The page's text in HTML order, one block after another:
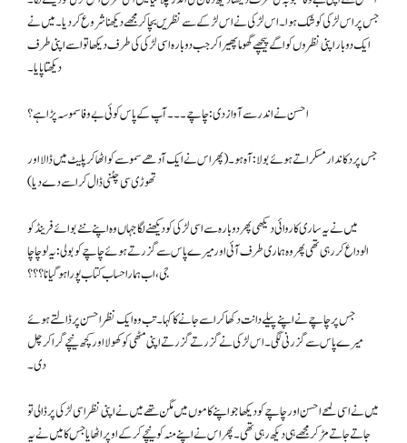
جس پر اس لڑکی کو شک ہوا۔ اس لڑکی نے اس لڑکے سے نظریں بچا کر مجھے دیکھنا شروع کردیا۔ میں نے
ایک دو بار اپنی نظروں کو اگے پیچھے گھوما پھیرا کر جب دوبارہ اسی لڑکی کی طرف دیکھا تو اسے اپنی طرف
دیکھتا پایا۔
احسن نے اندر سے آواز دی: چاچے۔۔۔ آپ کے پاس کوئی بے وفا سموسہ پڑا ہے؟
جس پر دکاندار مسکراتے ہوئے بولا: آہ ہو۔ (پھر اس نے ایک آدھے سموسے کو اٹھا کر پلیٹ میں ڈالا اور
تھوڑی سی چٹنی ڈال کر اسے دے دیا)
میں نے یہ ساری کاروائی دیکھی پھر دوبارہ سے اسی لڑکی کو دیکھنے لگا جہاں وہ اپنے نئے بوائے فرینڈ کو
الوداع کررہی تھی پھر وہ ہماری طرف آئی اور میرے پاس سے گزرتے ہوئے چاچے کو بولی: یہ لو چاچا
جی، اب ہمارا حساب کتاب پورا ہوگیا نا؟؟؟
جس پر چاچے نے اپنے پیلے دانت دکھا کر اسے جانے کا کہا۔ تب وہ ایک نظر احسن پر ڈالتے ہوئے
میرے پاس سے گزرنی لگی۔ اس لڑکی نے گزرتے گزرتے اپنی مٹھی کو کھولا اور کچھ نیچے گرا کر چل
دی۔
میں نے اسی لمحے احسن اور چاچے کو دیکھا جو اپنے کاموں میں مگن تھے میں نے اپنی نظر اسی لڑکی پر ڈالی تو
جاتے جاتے مڑ کر مجھے ہی دیکھ رہی تھی۔ پھر اس نے اپنے منہ کو نیچے کرکے اوپر اٹھایا جس کا میں نے یہ